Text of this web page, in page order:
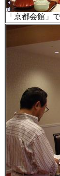
「京都会館」